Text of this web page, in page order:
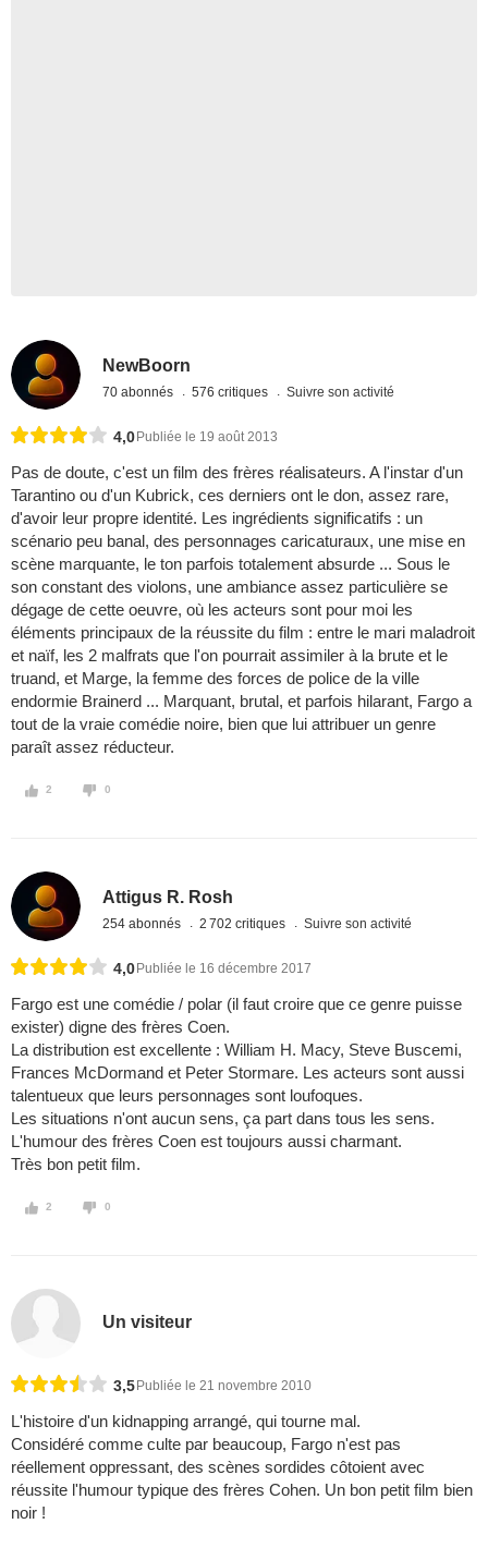
NewBoorn
70 abonnés 576 critiques Suivre son activité
4,0 Publiée le 19 août 2013
Pas de doute, c'est un film des frères réalisateurs. A l'instar d'un
Tarantino ou d'un Kubrick, ces derniers ont le don, assez rare,
d'avoir leur propre identité. Les ingrédients significatifs : un
scénario peu banal, des personnages caricaturaux, une mise en
scène marquante, le ton parfois totalement absurde ... Sous le
son constant des violons, une ambiance assez particulière se
dégage de cette oeuvre, où les acteurs sont pour moi les
éléments principaux de la réussite du film : entre le mari maladroit
et naïf, les 2 malfrats que l'on pourrait assimiler à la brute et le
truand, et Marge, la femme des forces de police de la ville
endormie Brainerd ... Marquant, brutal, et parfois hilarant, Fargo a
tout de la vraie comédie noire, bien que lui attribuer un genre
paraît assez réducteur.
2 0
Attigus R. Rosh
254 abonnés 2 702 critiques Suivre son activité
4,0 Publiée le 16 décembre 2017
Fargo est une comédie / polar (il faut croire que ce genre puisse
exister) digne des frères Coen.
La distribution est excellente : William H. Macy, Steve Buscemi,
Frances McDormand et Peter Stormare. Les acteurs sont aussi
talentueux que leurs personnages sont loufoques.
Les situations n'ont aucun sens, ça part dans tous les sens.
L'humour des frères Coen est toujours aussi charmant.
Très bon petit film.
2 0
Un visiteur
3,5 Publiée le 21 novembre 2010
L'histoire d'un kidnapping arrangé, qui tourne mal.
Considéré comme culte par beaucoup, Fargo n'est pas
réellement oppressant, des scènes sordides côtoient avec
réussite l'humour typique des frères Cohen. Un bon petit film bien
noir !